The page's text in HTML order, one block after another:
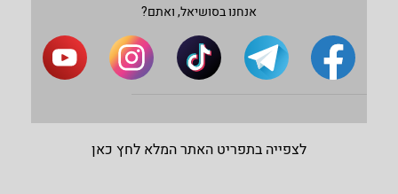
אנחנו בסושיאל, ואתם?
לצפייה בתפריט האתר המלא לחץ כאן